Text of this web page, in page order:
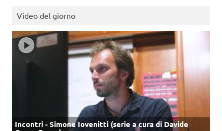
Video del giorno
Incontri - Simone Iovenitti (serie a cura di Davide